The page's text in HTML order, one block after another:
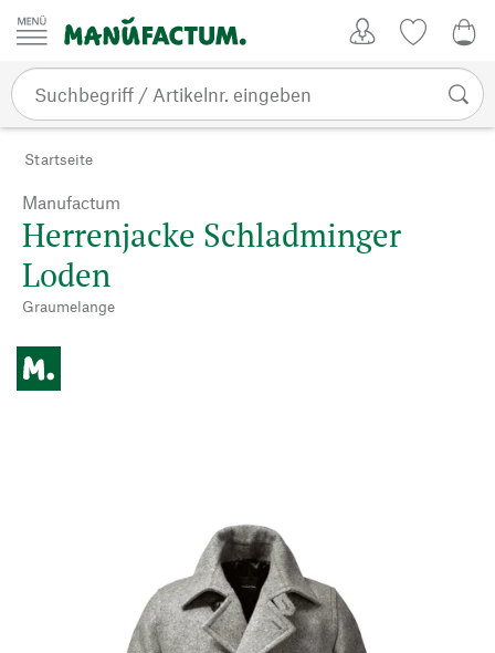
Zum Inhalt springen
Startseite
Manufactum
Herrenjacke Schladminger
Loden
Graumelange